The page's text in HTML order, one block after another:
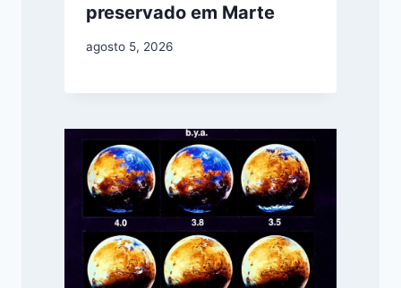
preservado em Marte
agosto 5, 2026